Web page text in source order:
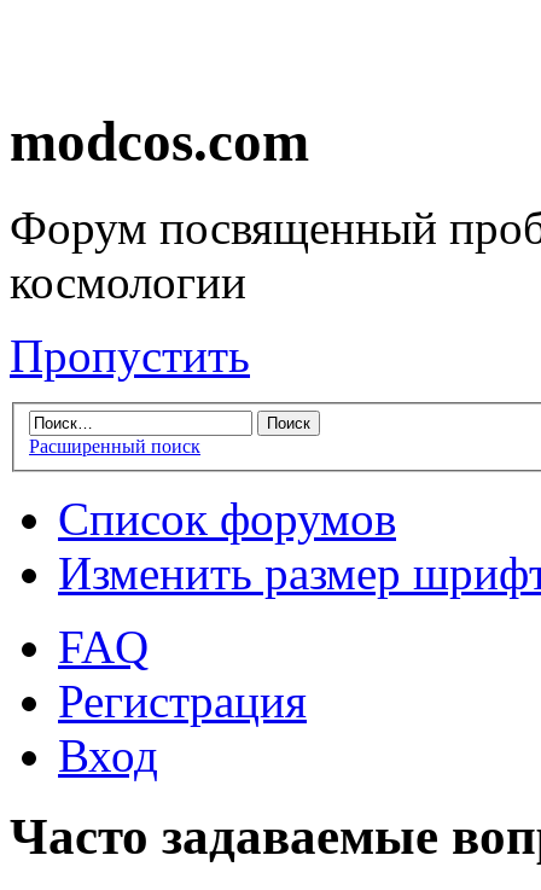
modcos.com
Форум посвященный
космологии
Пропустить
Расширенный поиск
Список форумов
Изменить размер
FAQ
Регистрация
Вход
Часто задаваемые